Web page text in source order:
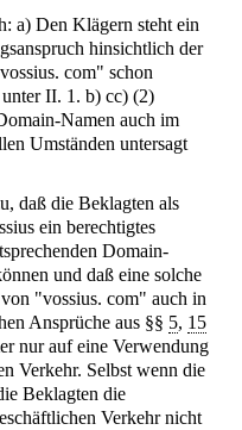
a) Den Klägern steht ein
hinsichtlich der
com" schon
II. 1. b) cc) (2)
Namen auch im
Umständen untersagt
daß die Beklagten als
ein berechtigtes
Domain-
und daß eine solche
"vossius. com" auch in
Ansprüche aus §§ 5, 15
nur auf eine Verwendung
Verkehr. Selbst wenn die
Beklagten die
Verkehr nicht